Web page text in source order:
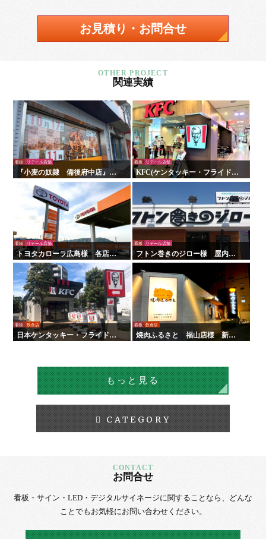
お見積り・お問合せ
関連実績
看板 リテール店舗
『小麦の奴隷 備後府中店』様
の壁面看板の施工を行いまし
看板 リテール店舗
KFC(ケンタッキー・フライド・
チキン)様 看板・サイン
看板 リテール店舗
トヨタカローラ広島様 各店舗
サイン工事
看板 リテール店舗
フトン巻きのジロー様 屋内外
看板・サイン
看板 飲食店
日本ケンタッキー・フライド・
チキン様 全国店舗サイン工事 |
看板 飲食店
焼肉ふるさと 福山店様 新装
サイン工事
もっと見る
CATEGORY
お問合せ
看板・サイン・LED・デジタルサイネージに関することなら、
どんな
ことでもお気軽にお問い合わせください。